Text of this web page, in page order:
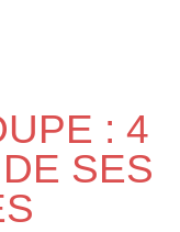
: 4
SES